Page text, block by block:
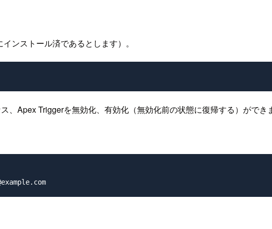
ンストール済であるとします）。
、Apex Triggerを無効化、有効化（無効化前の状態に復帰する）ができ